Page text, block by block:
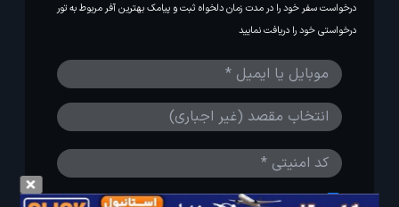
درخواست سفر خود را در مدت زمان دلخواه ثبت و پیامک بهترین آفر مربوط به تور
درخواستی خود را دریافت نمایید
مایلم ایمیل و یا پیامک خبرنامه دریافت کنم.